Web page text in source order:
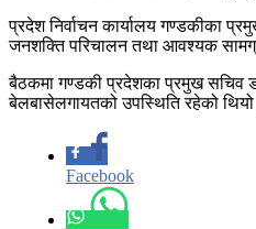
प्रदेश निर्वाचन कार्यालय गण्डकीका
जनशक्ति परिचालन तथा आवश्यक
बैठकमा गण्डकी प्रदेशका प्रमुख सचिव
बेलबासेलगायतको उपस्थिति रहेको
Facebook